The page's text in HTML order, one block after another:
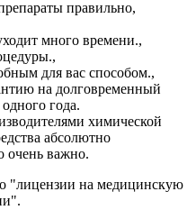
правильно,
много времени.,
для вас способом.,
на долговременный
года.
химической
абсолютно
очень важно.
"лицензии на медицинскую